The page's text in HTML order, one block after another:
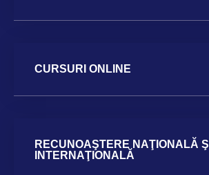
CURSURI ONLINE
RECUNOAŞTERE NAŢIONALĂ ŞI
INTERNAŢIONALĂ